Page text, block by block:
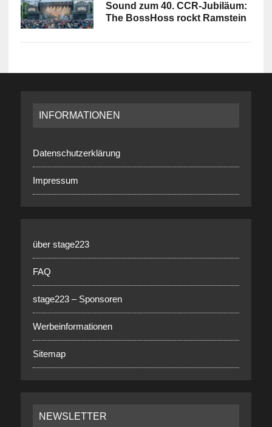
Sound zum 40. CCR-Jubiläum:
The BossHoss rockt Ramstein
INFORMATIONEN
Datenschutzerklärung
Impressum
über stage223
FAQ
stage223 – Sponsoren
Werbeinformationen
Sitemap
NEWSLETTER